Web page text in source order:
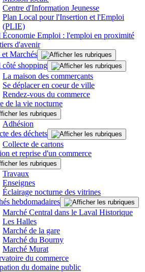
Centre d'Information Jeunesse
Plan Local pour l'Insertion et l'Emploi
(PLIE)
Économie Emploi : l'emploi en proximité
d'avenir
Marchés
côté shopping
La maison des commerçants
Se déplacer en coeur de ville
Rendez-vous du commerce
de la vie nocturne
Adhésion
des déchets
Collecte de cartons
et reprise d'un commerce
Travaux
Enseignes
Éclairage nocturne des vitrines
hebdomadaires
Marché Central dans le Laval Historique
Les Halles
Marché de la gare
Marché du Bourny
Marché Murat
du commerce
du domaine public